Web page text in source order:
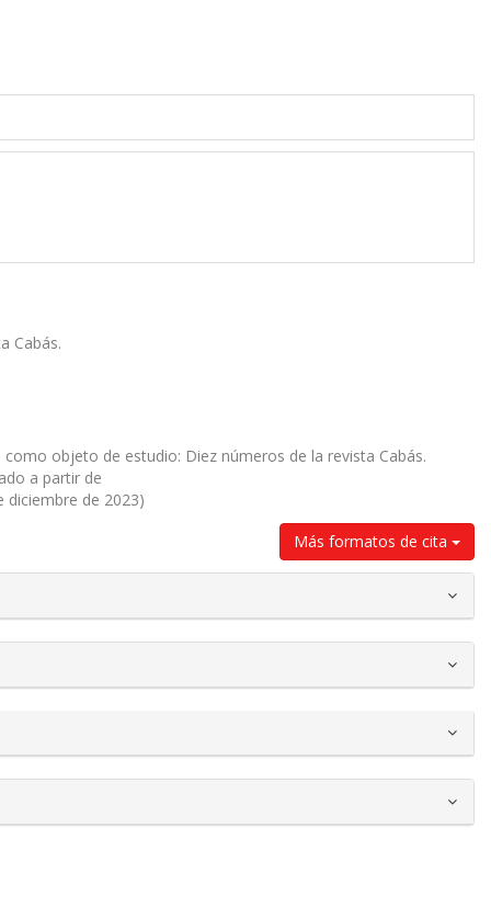
Cabás.
objeto de estudio: Diez números de la revista Cabás.
a partir de
diciembre de 2023)
Más formatos de cita